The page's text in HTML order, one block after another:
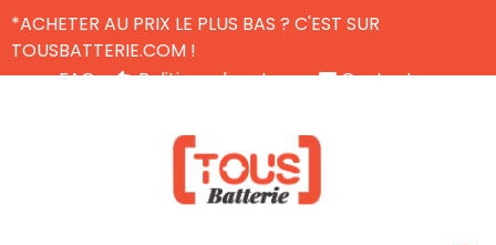
*ACHETER AU PRIX LE PLUS BAS ? C'EST SUR
TOUSBATTERIE.COM !
FAQ
Politique de retour
Contactez-nous